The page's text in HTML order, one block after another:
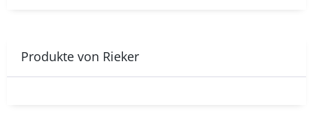
Produkte von Rieker